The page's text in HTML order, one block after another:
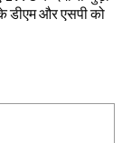
डीएम और एसपी को